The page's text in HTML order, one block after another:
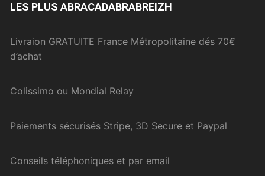
LES PLUS ABRACADABRABREIZH
Livraion GRATUITE France Métropolitaine dés 70€
d’achat
Colissimo ou Mondial Relay
Paiements sécurisés Stripe, 3D Secure et Paypal
Conseils téléphoniques et par email